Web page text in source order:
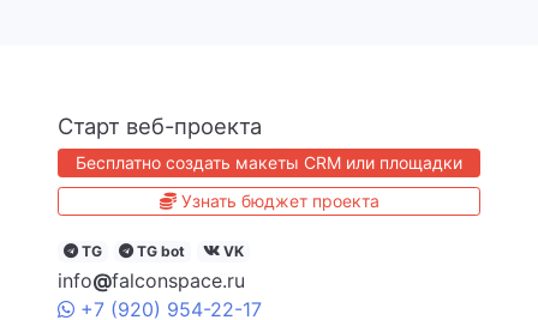
Старт веб-проекта
Бесплатно создать макеты CRM или площадки
Узнать бюджет проекта
TG TG bot VK
info@falconspace.ru
+7 (920) 954-22-17